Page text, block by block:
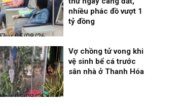
sự
nhiều phác đồ vượt 1
tỷ đồng
sự
Vợ chồng tử vong khi
vệ sinh bể cá trước
sân nhà ở Thanh Hóa